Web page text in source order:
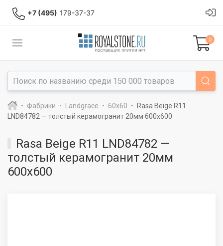
+7 (495) 179-37-37
0
Фабрики Landgrace 60x60
Rasa Beige R11
LND84782 — толстый керамогранит 20мм 600x600
Rasa Beige R11 LND84782 —
толстый керамогранит 20мм
600x600